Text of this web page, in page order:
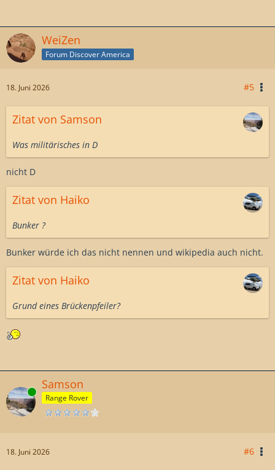
WeiZen
Forum Discover America
18. Juni 2026 #5
Zitat von Samson
Was militärisches in D
nicht D
Zitat von Haiko
Bunker ?
Bunker würde ich das nicht nennen und wikipedia auch nicht.
Zitat von Haiko
Grund eines Brückenpfeiler?
Online
Samson
Range Rover
18. Juni 2026 #6